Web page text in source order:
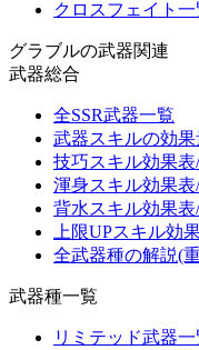
クロスフェイト一
グラブルの武器関連
武器総合
全SSR武器一覧
武器スキルの効
技巧スキル効果
渾身スキル効果
背水スキル効果
上限UPスキル効
全武器種の解説(
武器種一覧
リミテッド武器一